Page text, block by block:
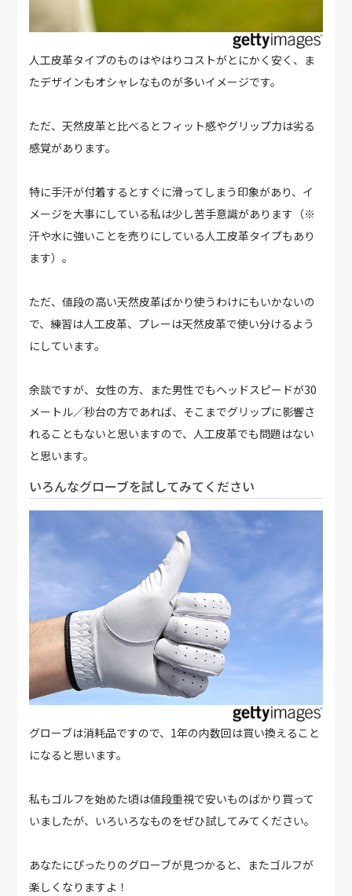
人工皮革タイプのものはやはりコストがとにかく安く、ま
たデザインもオシャレなものが多いイメージです。
ただ、天然皮革と比べるとフィット感やグリップ力は劣る
感覚があります。
特に手汗が付着するとすぐに滑ってしまう印象があり、イ
メージを大事にしている私は少し苦手意識があります（※
汗や水に強いことを売りにしている人工皮革タイプもあり
ます）。
ただ、値段の高い天然皮革ばかり使うわけにもいかないの
で、練習は人工皮革、プレーは天然皮革で使い分けるよう
にしています。
余談ですが、女性の方、また男性でもヘッドスピードが30
メートル／秒台の方であれば、そこまでグリップに影響さ
れることもないと思いますので、人工皮革でも問題はない
と思います。
いろんなグローブを試してみてください
グローブは消耗品ですので、1年の内数回は買い換えること
になると思います。
私もゴルフを始めた頃は値段重視で安いものばかり買って
いましたが、いろいろなものをぜひ試してみてください。
あなたにぴったりのグローブが見つかると、またゴルフが
楽しくなりますよ！